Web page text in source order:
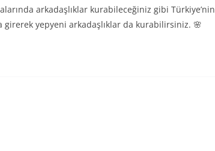
arkadaşlıklar kurabileceğiniz gibi Türkiye’nin
girerek yepyeni arkadaşlıklar da kurabilirsiniz. 🌸